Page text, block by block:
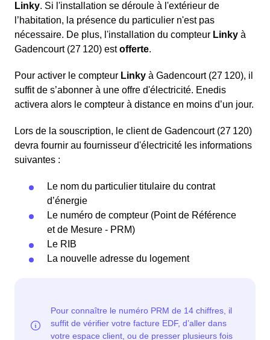
Linky. Si l'installation se déroule à l'extérieur de
l’habitation, la présence du particulier n'est pas
nécessaire. De plus, l'installation du compteur Linky à
Gadencourt (27 120) estofferte.
Pour activer le compteur Linky à Gadencourt (27 120), il
suffit de s’abonner à une offre d'électricité. Enedis
activera alors le compteur à distance en moins d’un jour.
Lors de la souscription, le client de Gadencourt (27 120)
devra fournir au fournisseur d'électricité les informations
suivantes :
Le nom du particulier titulaire du contrat
d’énergie
Le numéro de compteur (Point de Référence
et de Mesure - PRM)
Le RIB
La nouvelle adresse du logement